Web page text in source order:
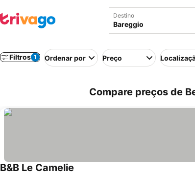
Destino
Filtros 1 Ordenar por Preço
Compare preços de
B&B Le Camelie